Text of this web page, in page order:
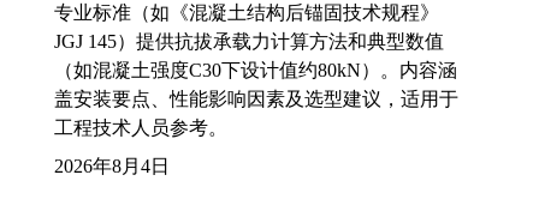
专业标准（如《混凝土结构后锚固技术规程》
JGJ 145）提供抗拔承载力计算方法和典型数值
（如混凝土强度C30下设计值约80kN）。内容涵
盖安装要点、性能影响因素及选型建议，适用于
工程技术人员参考。
2026年8月4日